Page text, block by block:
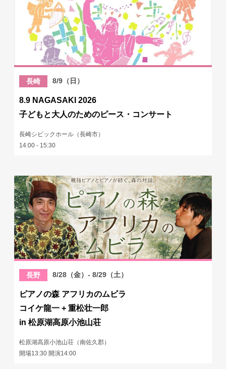
長崎 8/9（日）
8.9 NAGASAKI 2026
子どもと大人のためのピース・コンサート
長崎シビックホール（長崎市）
14:00 - 15:30
長野 8/28（金）- 8/29（土）
ピアノの森 アフリカのムビラ
コイケ龍一 + 重松壮一郎
in 松原湖高原小池山荘
松原湖高原小池山荘（南佐久郡）
開場13:30 開演14:00